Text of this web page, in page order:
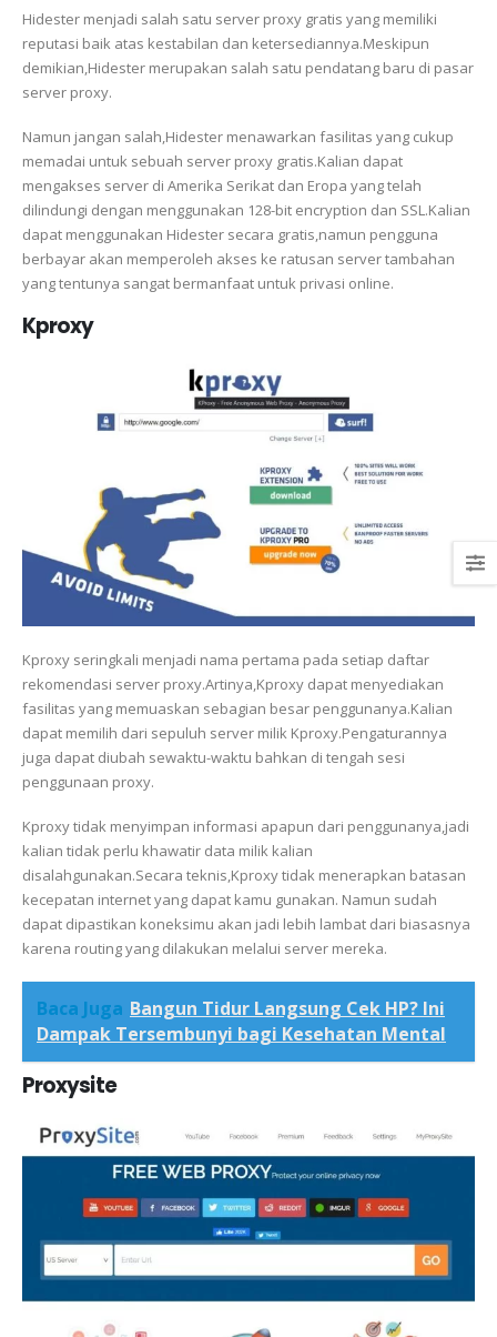
Hidester menjadi salah satu server proxy gratis yang memiliki
reputasi baik atas kestabilan dan ketersediannya.Meskipun
demikian,Hidester merupakan salah satu pendatang baru di pasar
server proxy.
Namun jangan salah,Hidester menawarkan fasilitas yang cukup
memadai untuk sebuah server proxy gratis.Kalian dapat
mengakses server di Amerika Serikat dan Eropa yang telah
dilindungi dengan menggunakan 128-bit encryption dan SSL.Kalian
dapat menggunakan Hidester secara gratis,namun pengguna
berbayar akan memperoleh akses ke ratusan server tambahan
yang tentunya sangat bermanfaat untuk privasi online.
Kproxy
Kproxy seringkali menjadi nama pertama pada setiap daftar
rekomendasi server proxy.Artinya,Kproxy dapat menyediakan
fasilitas yang memuaskan sebagian besar penggunanya.Kalian
dapat memilih dari sepuluh server milik Kproxy.Pengaturannya
juga dapat diubah sewaktu-waktu bahkan di tengah sesi
penggunaan proxy.
Kproxy tidak menyimpan informasi apapun dari penggunanya,jadi
kalian tidak perlu khawatir data milik kalian
disalahgunakan.Secara teknis,Kproxy tidak menerapkan batasan
kecepatan internet yang dapat kamu gunakan. Namun sudah
dapat dipastikan koneksimu akan jadi lebih lambat dari biasasnya
karena routing yang dilakukan melalui server mereka.
Baca Juga Bangun Tidur Langsung Cek HP? Ini
Dampak Tersembunyi bagi Kesehatan Mental
Proxysite